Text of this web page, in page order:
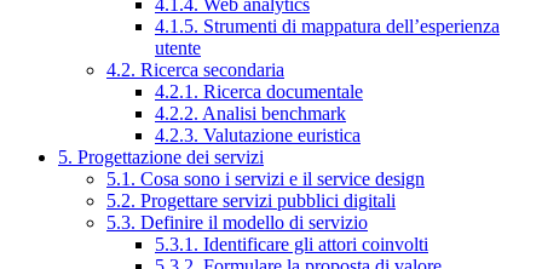
4.1.4. Web analytics
4.1.5. Strumenti di mappatura dell’esperienza
utente
4.2. Ricerca secondaria
4.2.1. Ricerca documentale
4.2.2. Analisi benchmark
4.2.3. Valutazione euristica
5. Progettazione dei servizi
5.1. Cosa sono i servizi e il service design
5.2. Progettare servizi pubblici digitali
5.3. Definire il modello di servizio
5.3.1. Identificare gli attori coinvolti